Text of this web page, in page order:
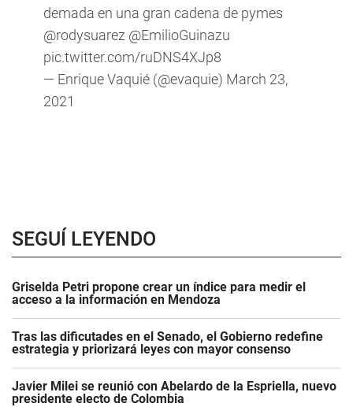
demada en una gran cadena de pymes
@rodysuarez @EmilioGuinazu
pic.twitter.com/ruDNS4XJp8
— Enrique Vaquié (@evaquie) March 23,
2021
SEGUÍ LEYENDO
Griselda Petri propone crear un índice para medir el
acceso a la información en Mendoza
Tras las dificutades en el Senado, el Gobierno redefine
estrategia y priorizará leyes con mayor consenso
Javier Milei se reunió con Abelardo de la Espriella, nuevo
presidente electo de Colombia